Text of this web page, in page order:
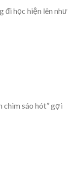
đi học hiện lên như
chim sáo hót” gợi